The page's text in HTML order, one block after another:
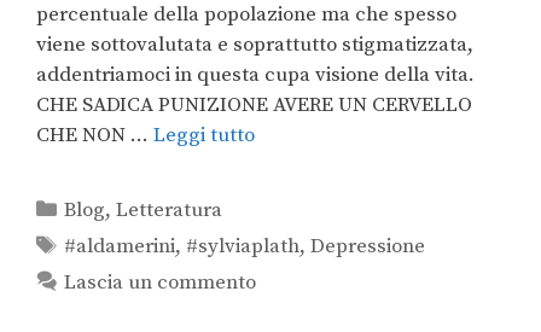
percentuale della popolazione ma che spesso
viene sottovalutata e soprattutto stigmatizzata,
addentriamoci in questa cupa visione della vita.
CHE SADICA PUNIZIONE AVERE UN CERVELLO
CHE NON … Leggi tutto
Blog,Letteratura
#aldamerini, #sylviaplath,Depressione
Lascia un commento